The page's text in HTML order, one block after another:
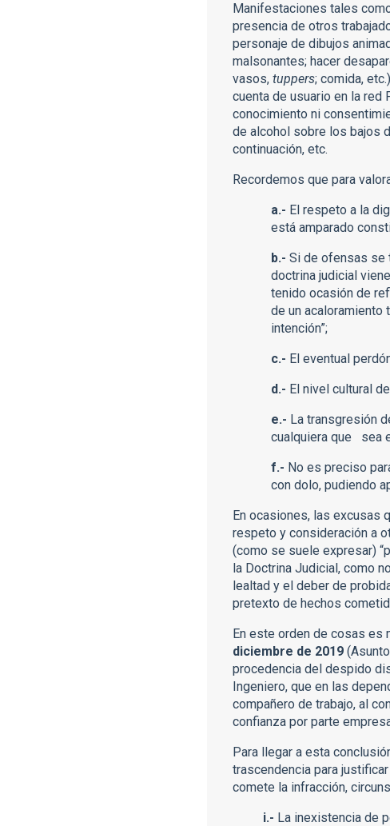
Manifestaciones tales
presencia de otros
personaje de dibujos
malsonantes; hacer
vasos,tuppers; comida,
cuenta de usuario en la
conocimiento ni
de alcohol sobre los bajos
continuación, etc.
Recordemos que para
a.- El respeto a la
está amparado
b.- Si de ofensas se
doctrina judicial
tenido ocasión de
de un acaloramiento
intención”;
c.- El eventual
d.- El nivel cultural
e.- La transgresión
cualquiera que sea
f.- No es preciso
con dolo, pudiendo
En ocasiones, las excusas
respeto y consideración a
(como se suele expresar)
la Doctrina Judicial, como
lealtad y el deber de
pretexto de hechos
En este orden de cosas es
diciembre de 2019
procedencia del despido
Ingeniero, que en las
compañero de trabajo, al
confianza por parte
Para llegar a esta
trascendencia para
comete la infracción,
i.- La inexistencia de